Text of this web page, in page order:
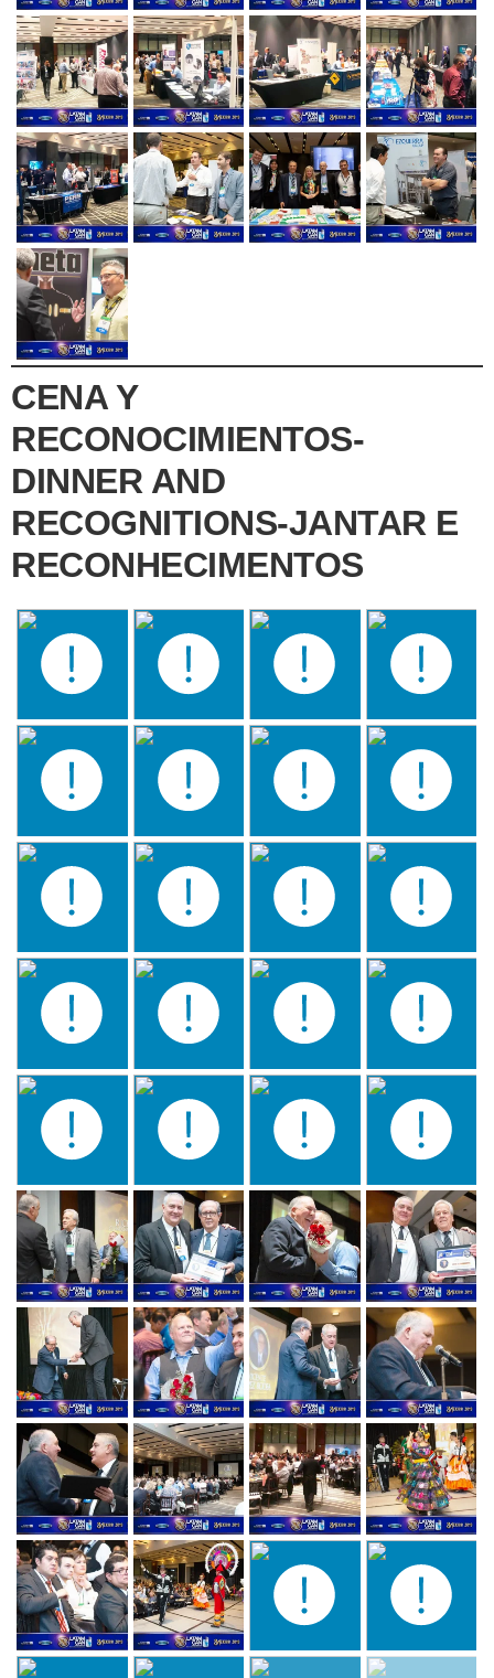
CENA Y
RECONOCIMIENTOS-
DINNER AND
RECOGNITIONS-JANTAR E
RECONHECIMENTOS